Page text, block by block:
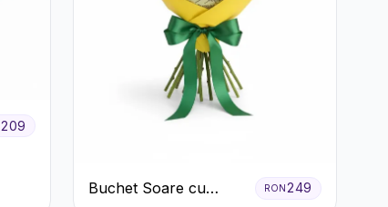
209
Buchet Soare cu
RON249